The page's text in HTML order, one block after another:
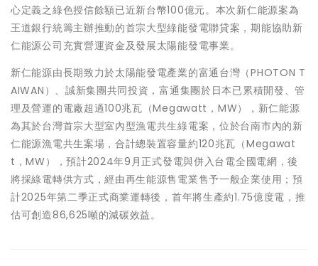
心定義之綠色授信餘額已近新台幣100億元。本次新仁能源案為
王道銀行統籌主辦推動的首宗大型綠能發電聯貸案，期能協助新
仁能源公司充實營運資金及發展太陽能發電事業。
新仁能源由長期致力於太陽能發電產業的富通台灣（PHOTON T
AIWAN）、誠新集團共同投資，富通集團於日本已累積開發、管
理及營運的電廠超過100兆瓦（Megawatt，MW），新仁能源
為其於台灣首宗大型室內型漁電共生綠電案，位於台南市內的新
仁能源漁電共生案場，合計總裝置容量約120兆瓦（Megawat
t，MW），預計2024年9月正式發電與併入台電全國電網，後
將採綠電轉供方式，經由再生能源售電業售予一般企業使用；預
計2025年第二季正式商業運轉後，首年將生產約1.75億度電，推
估可創造86,625噸的減碳效益。